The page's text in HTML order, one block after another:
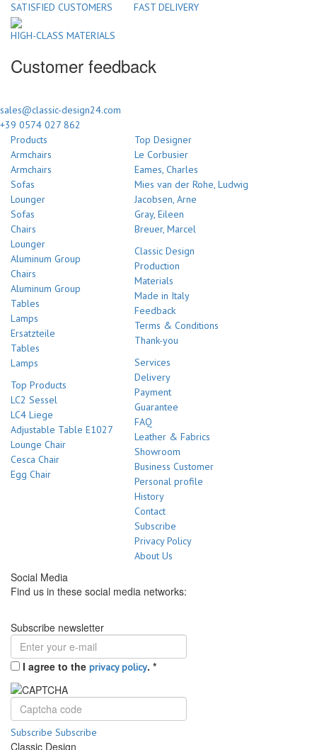
SATISFIED CUSTOMERS FAST DELIVERY
HIGH-CLASS MATERIALS
Customer feedback
sales@classic-design24.com
+39 0574 027 862
Products
Armchairs
Armchairs
Sofas
Lounger
Sofas
Chairs
Lounger
Aluminum Group
Chairs
Aluminum Group
Tables
Lamps
Ersatzteile
Tables
Lamps
Top Products
LC2 Sessel
LC4 Liege
Adjustable Table E1027
Lounge Chair
Cesca Chair
Egg Chair
Top Designer
Le Corbusier
Eames, Charles
Mies van der Rohe, Ludwig
Jacobsen, Arne
Gray, Eileen
Breuer, Marcel
Classic Design
Production
Materials
Made in Italy
Feedback
Terms & Conditions
Thank-you
Services
Delivery
Payment
Guarantee
FAQ
Leather & Fabrics
Showroom
Business Customer
Personal profile
History
Contact
Subscribe
Privacy Policy
About Us
Social Media
Find us in these social media networks:
Subscribe newsletter
I agree to the privacy policy. *
Subscribe Subscribe
Classic Design